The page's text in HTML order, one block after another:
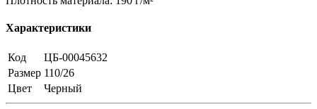
Характеристики
Код
ЦБ-00045632
Размер 110/26
Цвет
Черный